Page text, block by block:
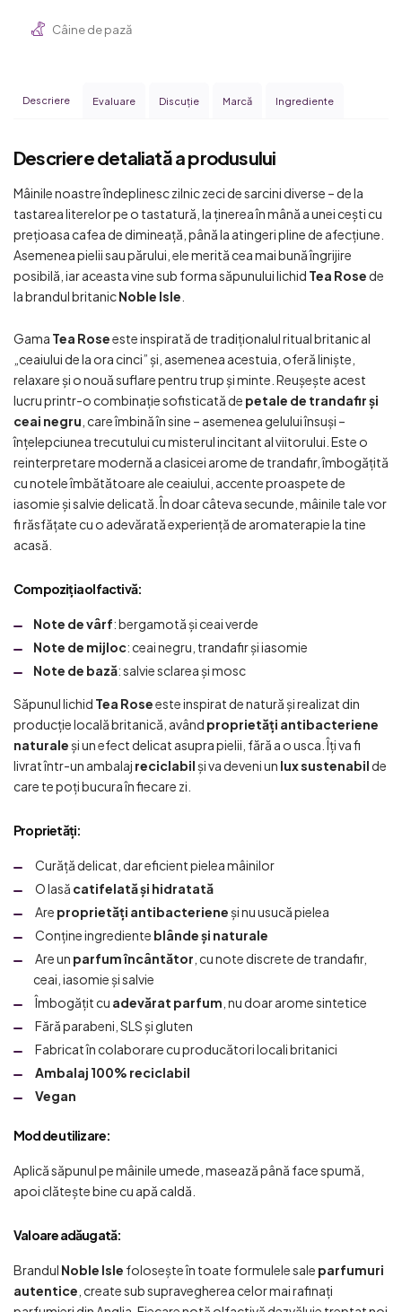
Câine de pază
Descriere Evaluare Discuţie Marcă Ingrediente
Descriere detaliată a produsului
Mâinile noastre îndeplinesc zilnic zeci de sarcini diverse – de la
tastarea literelor pe o tastatură, la ținerea în mână a unei cești cu
prețioasa cafea de dimineață, până la atingeri pline de afecțiune.
Asemenea pielii sau părului, ele merită cea mai bună îngrijire
posibilă, iar aceasta vine sub forma săpunului lichid Tea Rose de
la brandul britanicNoble Isle
Gama Tea Roseeste inspirată de tradiționalul ritual britanic al
„ceaiului de la ora cinci” și, asemenea acestuia, oferă liniște,
relaxare și o nouă suflare pentru trup și minte. Reușește acest
lucru printr-o combinație sofisticată de petale de trandafir și
ceai negru , care îmbină în sine – asemenea gelului însuși –
înțelepciunea trecutului cu misterul incitant al viitorului. Este o
reinterpretare modernă a clasicei arome de trandafir, îmbogățită
cu notele îmbătătoare ale ceaiului, accente proaspete de
iasomie și salvie delicată. În doar câteva secunde, mâinile tale vor
fi răsfățate cu o adevărată experiență de aromaterapie la tine
acasă.
Compoziția olfactivă:
Note de vârf: bergamotă și ceai verde
Note de mijloc: ceai negru, trandafir și iasomie
Note de bază: salvie sclarea și mosc
Săpunul lichid Tea Roseeste inspirat de natură și realizat din
producție locală britanică, având proprietăți antibacteriene
naturaleși un efect delicat asupra pielii, fără a o usca. Îți va fi
livrat într-un ambalaj reciclabilși va deveni un lux sustenabil de
care te poți bucura în fiecare zi.
Proprietăți:
Curăță delicat, dar eficient pielea mâinilor
O lasă catifelată și hidratată
Are proprietăți antibacterieneși nu usucă pielea
Conține ingrediente blânde și naturale
Are un parfum încântător , cu note discrete de trandafir,
ceai, iasomie și salvie
Îmbogățit cu adevărat parfum , nu doar arome sintetice
Fără parabeni, SLS și gluten
Fabricat în colaborare cu producători locali britanici
Ambalaj 100% reciclabil
Vegan
Mod de utilizare:
Aplică săpunul pe mâinile umede, masează până face spumă,
apoi clătește bine cu apă caldă.
Valoare adăugată:
Brandul Noble Isle folosește în toate formulele sale parfumuri
autentice , create sub supravegherea celor mai rafinați